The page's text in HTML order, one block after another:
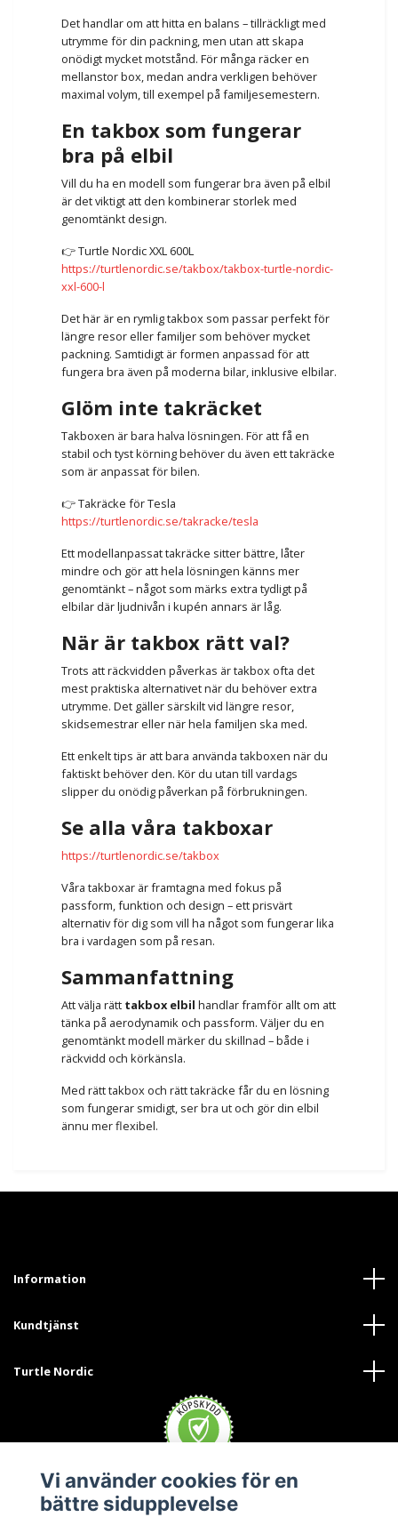
Det handlar om att hitta en balans – tillräckligt med
utrymme för din packning, men utan att skapa
onödigt mycket motstånd. För många räcker en
mellanstor box, medan andra verkligen behöver
maximal volym, till exempel på familjesemestern.
En takbox som fungerar
bra på elbil
Vill du ha en modell som fungerar bra även på elbil
är det viktigt att den kombinerar storlek med
genomtänkt design.
👉 Turtle Nordic XXL 600L
https://turtlenordic.se/takbox/takbox-turtle-nordic-
xxl-600-l
Det här är en rymlig takbox som passar perfekt för
längre resor eller familjer som behöver mycket
packning. Samtidigt är formen anpassad för att
fungera bra även på moderna bilar, inklusive elbilar.
Glöm inte takräcket
Takboxen är bara halva lösningen. För att få en
stabil och tyst körning behöver du även ett takräcke
som är anpassat för bilen.
👉 Takräcke för Tesla
https://turtlenordic.se/takracke/tesla
Ett modellanpassat takräcke sitter bättre, låter
mindre och gör att hela lösningen känns mer
genomtänkt – något som märks extra tydligt på
elbilar där ljudnivån i kupén annars är låg.
När är takbox rätt val?
Trots att räckvidden påverkas är takbox ofta det
mest praktiska alternativet när du behöver extra
utrymme. Det gäller särskilt vid längre resor,
skidsemestrar eller när hela familjen ska med.
Ett enkelt tips är att bara använda takboxen när du
faktiskt behöver den. Kör du utan till vardags
slipper du onödig påverkan på förbrukningen.
Se alla våra takboxar
https://turtlenordic.se/takbox
Våra takboxar är framtagna med fokus på
passform, funktion och design – ett prisvärt
alternativ för dig som vill ha något som fungerar lika
bra i vardagen som på resan.
Sammanfattning
Att välja rätt takbox elbil handlar framför allt om att
tänka på aerodynamik och passform. Väljer du en
genomtänkt modell märker du skillnad – både i
räckvidd och körkänsla.
Med rätt takbox och rätt takräcke får du en lösning
som fungerar smidigt, ser bra ut och gör din elbil
ännu mer flexibel.
Information
Kundtjänst
Turtle Nordic
Vi använder cookies för en
bättre sidupplevelse